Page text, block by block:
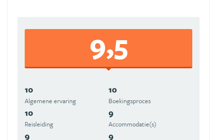
9,5
10
Algemene ervaring
10
Boekingsproces
10
Reisleiding
9
Accommodatie(s)
9 9